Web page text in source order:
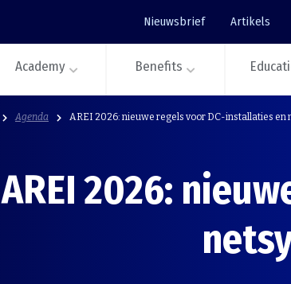
Nieuwsbrief Artikels
Academy Benefits
Agenda AREI 2026: nieuwe regels voor DC-installaties en
AREI 2026: